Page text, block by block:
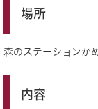
場所
森のステーションか
内容